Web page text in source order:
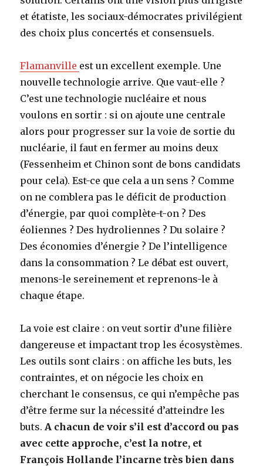
et étatiste, les sociaux-démocrates privilégient
des choix plus concertés et consensuels.
Flamanville est un excellent exemple. Une
nouvelle technologie arrive. Que vaut-elle ?
C’est une technologie nucléaire et nous
voulons en sortir : si on ajoute une centrale
alors pour progresser sur la voie de sortie du
nucléarie, il faut en fermer au moins deux
(Fessenheim et Chinon sont de bons candidats
pour cela). Est-ce que cela a un sens ? Comme
on ne comblera pas le déficit de production
d’énergie, par quoi complète-t-on ? Des
éoliennes ? Des hydroliennes ? Du solaire ?
Des économies d’énergie ? De l’intelligence
dans la consommation ? Le débat est ouvert,
menons-le sereinement et reprenons-le à
chaque étape.
La voie est claire : on veut sortir d’une filière
dangereuse et impactant trop les écosystèmes.
Les outils sont clairs : on affiche les buts, les
contraintes, et on négocie les choix en
cherchant le consensus, ce qui n’empêche pas
d’être ferme sur la nécessité d’atteindre les
buts. A chacun de voir s’il est d’accord ou pas
avec cette approche, c’est la notre, et
François Hollande l’incarne très bien dans